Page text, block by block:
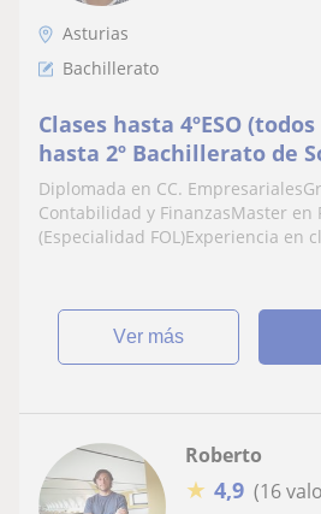
Asturias
Bachillerato
Clases hasta 4ºESO
hasta 2º Bachillerato de
Contabilidad (nivel
Diplomada en CC.
Contabilidad y FinanzasMaster en
(Especialidad FOL)Experiencia en
ver más
Roberto
★ 4,9 (16